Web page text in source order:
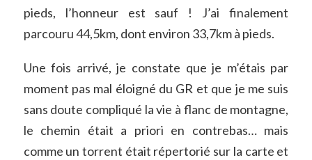
pieds, l’honneur est sauf ! J’ai finalement
parcouru 44,5km, dont environ 33,7km à pieds.
Une fois arrivé, je constate que je m’étais par
moment pas mal éloigné du GR et que je me suis
sans doute compliqué la vie à flanc de montagne,
le chemin était a priori en contrebas… mais
comme un torrent était répertorié sur la carte et